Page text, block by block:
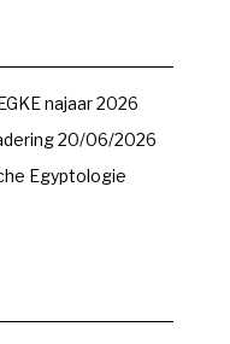
najaar 2026
20/06/2026
Egyptologie